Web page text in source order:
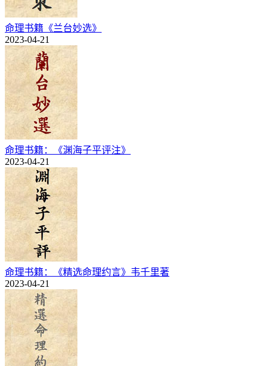
命理书籍《兰台妙选》
2023-04-21
命理书籍：《渊海子平评注》
2023-04-21
命理书籍：《精选命理约言》韦千里著
2023-04-21